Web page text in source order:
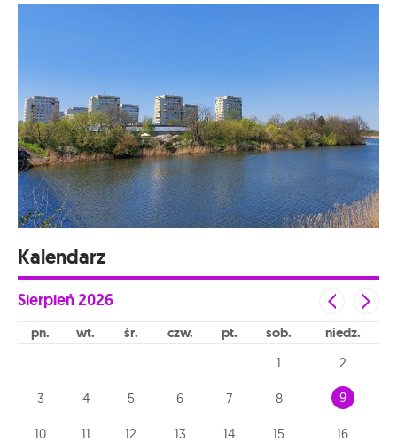
Kalendarz
Sierpień2026
pn wt śr czw pt sob niedz
1 2
3 4 5 6 7 8 9
10 11 12 13 14 15 16